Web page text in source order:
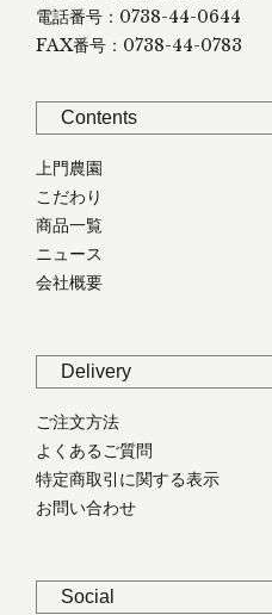
電話番号：0738-44-0644
FAX番号：0738-44-0783
Contents
上門農園
こだわり
商品一覧
ニュース
会社概要
Delivery
ご注文方法
よくあるご質問
特定商取引に関する表示
お問い合わせ
Social